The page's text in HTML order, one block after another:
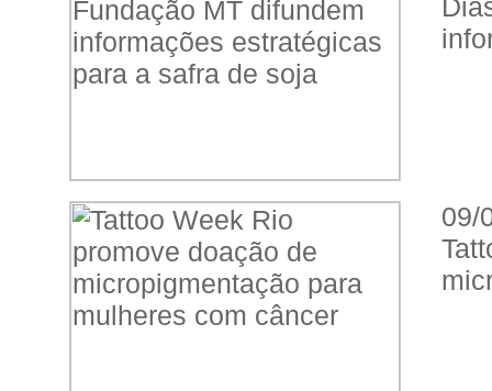
09/